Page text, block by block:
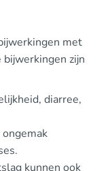
met
zijn
diarree,
kunnen ook